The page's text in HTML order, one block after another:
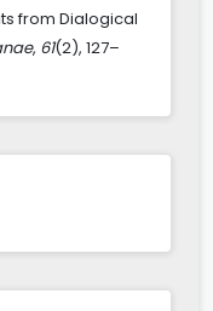
from Dialogical
, 61(2), 127–